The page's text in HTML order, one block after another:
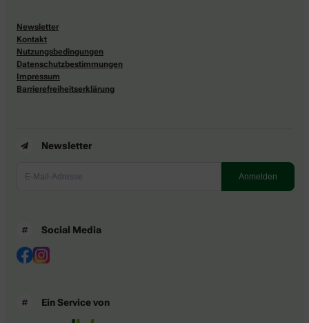
Newsletter
Kontakt
Nutzungsbedingungen
Datenschutzbestimmungen
Impressum
Barrierefreiheitserklärung
Newsletter
Social Media
Ein Service von